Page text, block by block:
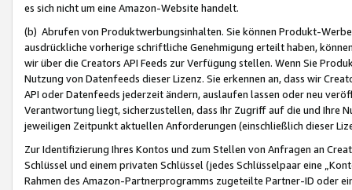
es sich nicht um eine Amazon-Website handelt.
(b) Abrufen von Produktwerbungsinhalten. Sie können Produkt-
ausdrückliche vorherige schriftliche Genehmigung erteilt haben,
wir über die Creators API Feeds zur Verfügung stellen. Wenn Sie
Nutzung von Datenfeeds dieser Lizenz. Sie erkennen an, dass wir
API oder Datenfeeds jederzeit ändern, auslaufen lassen oder neu
Verantwortung liegt, sicherzustellen, dass Ihr Zugriff auf die und Ihre
jeweiligen Zeitpunkt aktuellen Anforderungen (einschließlich dieser
Zur Identifizierung Ihres Kontos und zum Stellen von Anfragen an
Schlüssel und einem privaten Schlüssel (jedes Schlüsselpaar eine
Rahmen des Amazon-Partnerprogramms zugeteilte Partner-ID oder